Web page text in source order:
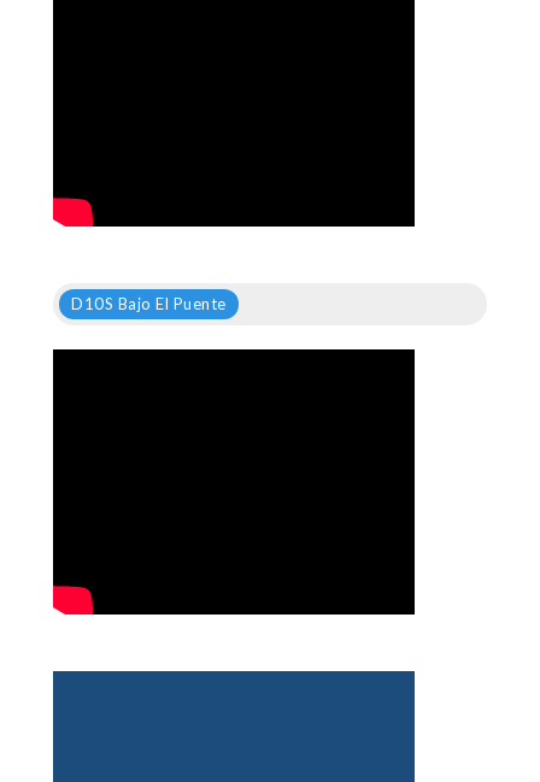
D10S Bajo El Puente